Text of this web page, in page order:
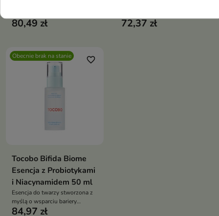
odbudowie bariery ochronnej
skóry
80,49 zł
gruczołów łojowych
72,37 zł
Obecnie brak na stanie favorite_border
Tocobo Bifida Biome
Esencja z Probiotykami
i Niacynamidem 50 ml
Esencja do twarzy stworzona z
myślą o wsparciu bariery
ochronnej skóry, intensywnym
84,97 zł